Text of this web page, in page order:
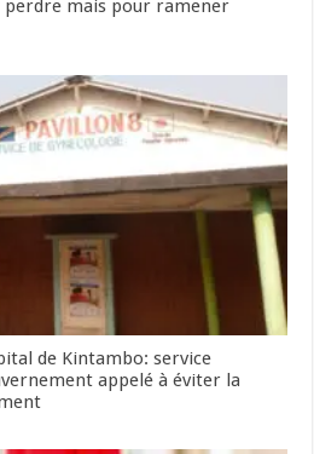
mais pour ramener
de Kintambo: service
appelé à éviter la